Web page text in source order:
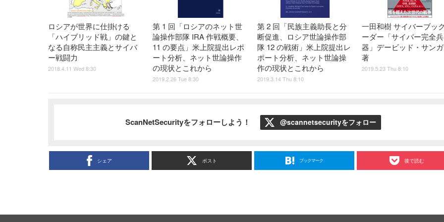
ロシアが世界に仕掛ける
「ハイブリッド戦」の鍵と
なる自称民主主義とサイバ
ー戦闘力
2018.4.11 Wed 8:30
第 1 回「ロシアのネット世
論操作部隊 IRA 作戦概要、
11 の要点」米上院提出レポ
ート分析、ネット世論操作
の現状とこれから
2019.2.26 Tue 8:30
第 2 回「民族主義助長と分
断促進、ロシア世論操作部
隊 12 の戦術」米上院提出レ
ポート分析、ネット世論操
作の現状とこれから
2019.3.14 Thu 8:10
一田和樹 サイバーブッ
ーダー「サイバー完全兵
器」デービッド・サン
著
2019.5.23 Thu 8:10
ScanNetSecurityをフォローしよう！ @scannetsecurityをフォロー
シェア ポスト ブックマーク 後で読む